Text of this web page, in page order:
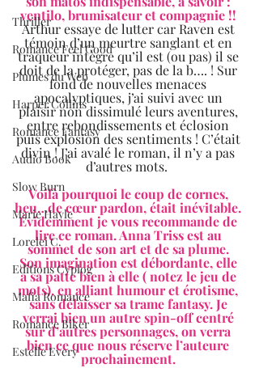
Thriller
Romance Feel Good
Plumes du Web
Harper Collins
Romance Fantasy
Audio Book
Slow Burn
Marie Hayle
Lorelei C.
Editions Cyplog
Mafia Romance
Romance Biker
Estelle Every
ventilo, brumisateur et compagnie !!
Arthur essaye de lutter car Raven est
témoin d’un meurtre sanglant et en
traqueur intègre qu’il est (ou pas) il se
doit de la protéger, pas de la b…. ! Sur
fond de nouvelles menaces
apocalyptiques, j’ai suivi avec un
plaisir non dissimulé leurs aventures,
entre rebondissements et éclosion
puis explosion des sentiments ! C’était
divin ! J’ai avalé le roman, il n’y a pas
d’autres mots.
Voilà pourquoi le coup de cornes,
heu…de cœur pardon, était inévitable.
Évidemment je vous recommande de
lire ce roman. Anna Triss est au
sommet de son art et de sa plume.
Son imagination est débordante, elle
a sa patte bien à elle ( notez le jeu de
mots), en alliant humour et érotisme,
sans délaisser sa trame fantasy. Je
verrai bien un autre spin-off centré
sur d’autres personnages, on verra
bien ce que nous réserve l’auteure
prochainement.